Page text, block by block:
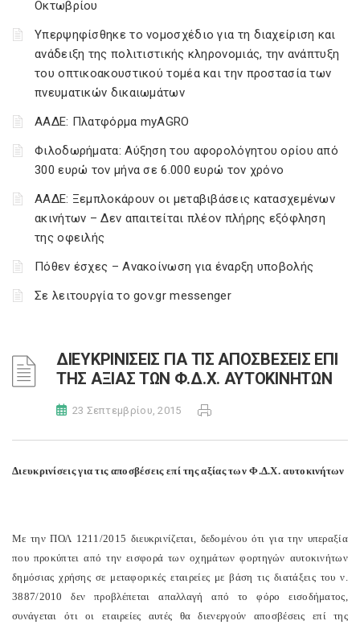
Οκτωβρίου
Υπερψηφίσθηκε το νομοσχέδιο για τη διαχείριση και
ανάδειξη της πολιτιστικής κληρονομιάς, την ανάπτυξη
του οπτικοακουστικού τομέα και την προστασία των
πνευματικών δικαιωμάτων
ΑΑΔΕ: Πλατφόρμα myAGRO
Φιλοδωρήματα: Αύξηση του αφορολόγητου ορίου από
300 ευρώ τον μήνα σε 6.000 ευρώ τον χρόνο
ΑΑΔΕ: Ξεμπλοκάρουν οι μεταβιβάσεις κατασχεμένων
ακινήτων – Δεν απαιτείται πλέον πλήρης εξόφληση
της οφειλής
Πόθεν έσχες – Ανακοίνωση για έναρξη υποβολής
Σε λειτουργία το gov.gr messenger
ΔΙΕΥΚΡΙΝΙΣΕΙΣ ΓΙΑ ΤΙΣ ΑΠΟΣΒΕΣΕΙΣ ΕΠΙ
ΤΗΣ ΑΞΙΑΣ ΤΩΝ Φ.Δ.Χ. ΑΥΤΟΚΙΝΗΤΩΝ
23 Σεπτεμβρίου, 2015
Διευκρινίσεις για τις αποσβέσεις επί της αξίας των Φ.Δ.Χ. αυτοκινήτων
Με την ΠΟΛ 1211/2015 διευκρινίζεται, δεδομένου ότι για την υπεραξία
που προκύπτει από την εισφορά των οχημάτων φορτηγών αυτοκινήτων
δημόσιας χρήσης σε μεταφορικές εταιρείες με βάση τις διατάξεις του ν.
3887/2010 δεν προβλέπεται απαλλαγή από το φόρο εισοδήματος,
συνάγεται ότι οι εταιρείες αυτές θα διενεργούν αποσβέσεις επί της